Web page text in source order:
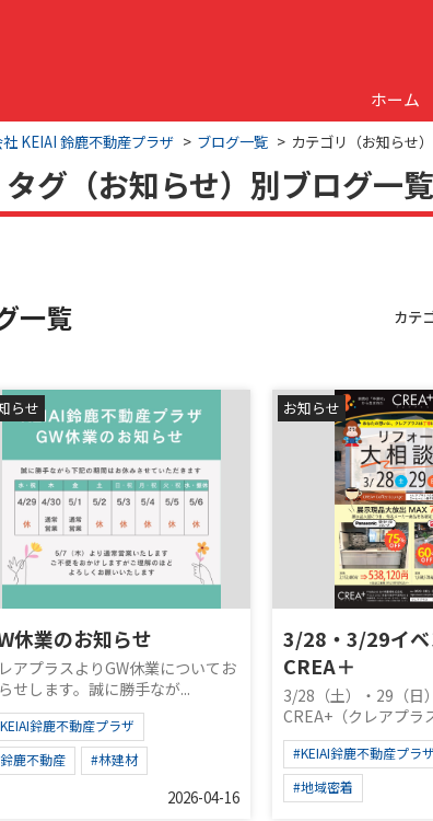
ホーム
KEIAI 鈴鹿不動産プラザ ブログ一覧 カテゴリ（お知らせ
グ（お知らせ）別ブログ一覧
一覧 カテ
らせ
休業のお知らせ
アプラスよりGW休業についてお
せします。誠に勝手なが...
鈴鹿不動産プラザ
鹿不動産
#林建材
2026-04-16
お知らせ
3/28・3/29イベ
CREA＋
3/28（土）・29（日
CREA+（クレアプラ
#KEIAI鈴鹿不動産プラザ
#地域密着